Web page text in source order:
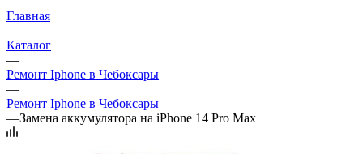
Главная
—
Каталог
—
Ремонт Iphone в Чебоксары
—
Ремонт Iphone в Чебоксары
—Замена аккумулятора на iPhone 14 Pro Max